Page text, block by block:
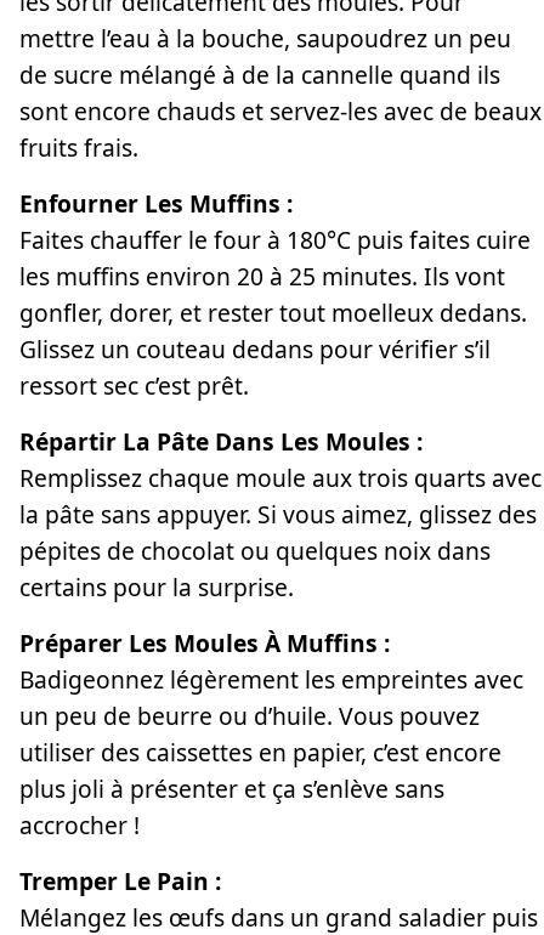
mettre l’eau à la bouche, saupoudrez un peu
de sucre mélangé à de la cannelle quand ils
sont encore chauds et servez-les avec de beaux
fruits frais.
Enfourner Les Muffins :
Faites chauffer le four à 180°C puis faites cuire
les muffins environ 20 à 25 minutes. Ils vont
gonfler, dorer, et rester tout moelleux dedans.
Glissez un couteau dedans pour vérifier s’il
ressort sec c’est prêt.
Répartir La Pâte Dans Les Moules :
Remplissez chaque moule aux trois quarts avec
la pâte sans appuyer. Si vous aimez, glissez des
pépites de chocolat ou quelques noix dans
certains pour la surprise.
Préparer Les Moules À Muffins :
Badigeonnez légèrement les empreintes avec
un peu de beurre ou d’huile. Vous pouvez
utiliser des caissettes en papier, c’est encore
plus joli à présenter et ça s’enlève sans
accrocher !
Tremper Le Pain :
Mélangez les œufs dans un grand saladier puis